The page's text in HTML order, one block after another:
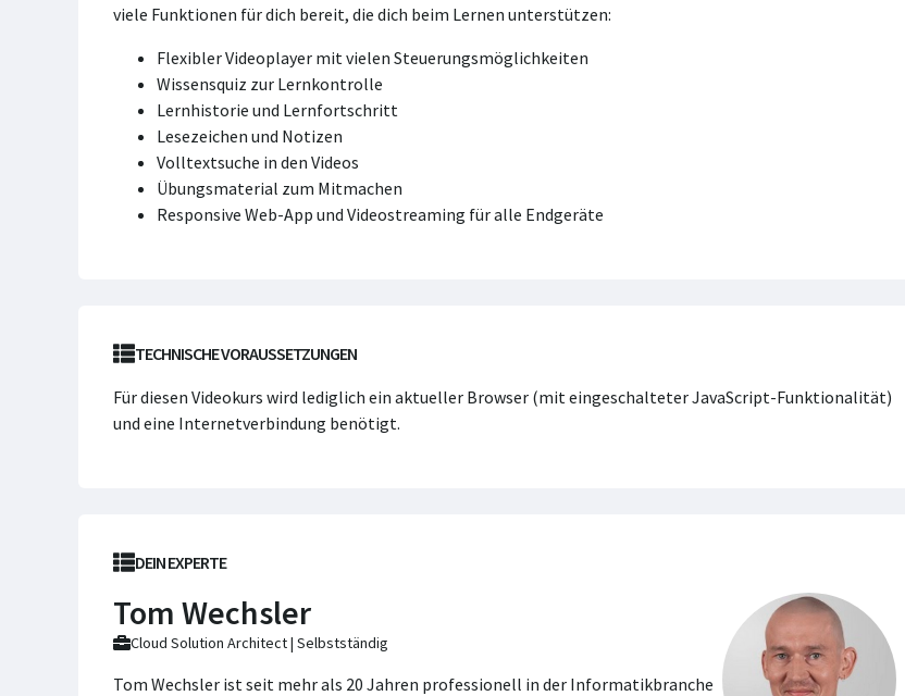
viele Funktionen für dich bereit, die dich beim Lernen unterstützen:
Flexibler Videoplayer mit vielen Steuerungsmöglichkeiten
Wissensquiz zur Lernkontrolle
Lernhistorie und Lernfortschritt
Lesezeichen und Notizen
Volltextsuche in den Videos
Übungsmaterial zum Mitmachen
Responsive Web-App und Videostreaming für alle Endgeräte
TECHNISCHE VORAUSSETZUNGEN
Für diesen Videokurs wird lediglich ein aktueller Browser (mit eingeschalteter JavaScript-Funktionalität)
und eine Internetverbindung benötigt.
DEIN EXPERTE
Tom Wechsler
Cloud Solution Architect | Selbstständig
Tom Wechsler ist seit mehr als 20 Jahren professionell in der Informatikbranche